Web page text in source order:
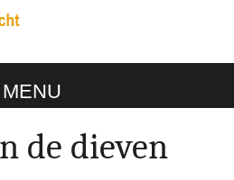
MENU
de dieven